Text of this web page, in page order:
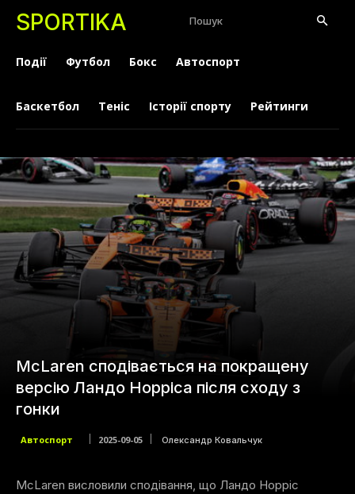
SPORTIKA Пошук
Події Футбол Бокс Автоспорт
Баскетбол Теніс Історії спорту Рейтинги
McLaren сподівається на покращену
версію Ландо Норріса після сходу з
гонки
Автоспорт 2025-09-05 Олександр Ковальчук
McLaren висловили сподівання, що Ландо Норріс